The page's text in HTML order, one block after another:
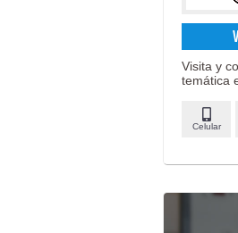
Visita y
temática
Celular